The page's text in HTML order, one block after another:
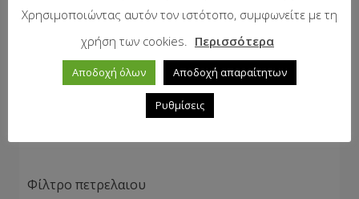
Φίλτρο πετρελαιου
Χρησιμοποιώντας αυτόν τον ιστότοπο, συμφωνείτε με τη
χρήση των cookies.
Περισσότερα
Αποδοχή όλων Αποδοχή απαραίτητων
Ρυθμίσεις